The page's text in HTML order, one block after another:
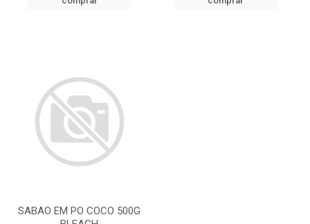
SABAO EM PO COCO 500G